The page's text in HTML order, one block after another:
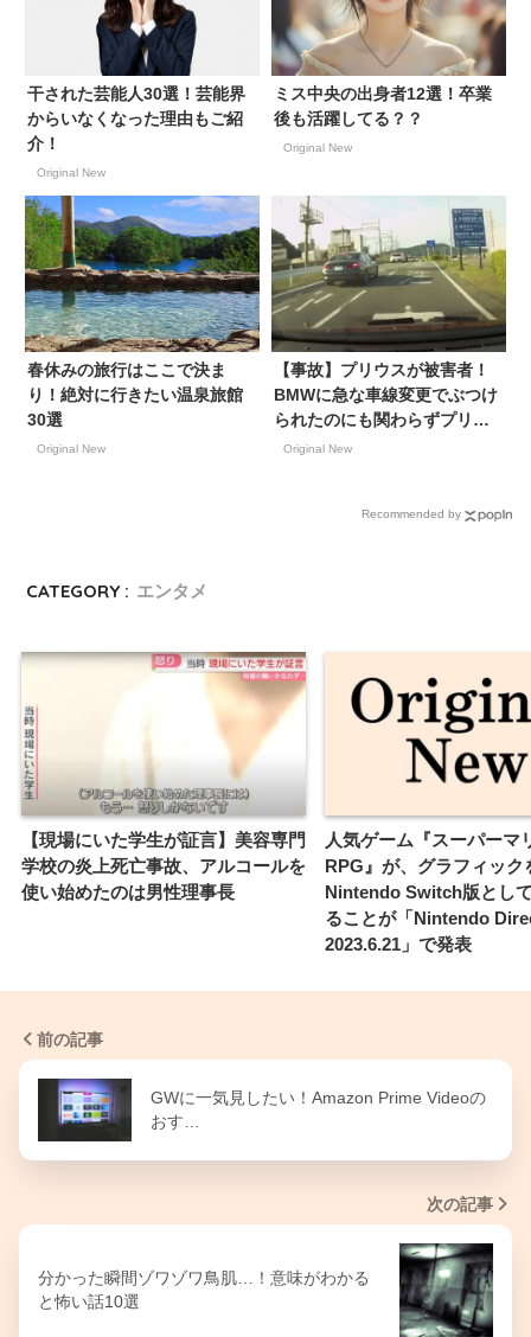
干された芸能人30選！芸能界
からいなくなった理由もご紹
介！
Original New
ミス中央の出身者12選！卒業
後も活躍してる？？
Original New
春休みの旅行はここで決ま
り！絶対に行きたい温泉旅館
30選
Original New
【事故】プリウスが被害者！
BMWに急な車線変更でぶつけ
られたのにも関わらずプリウ
ス3:BMW7の過失割合で納得
Original New
Recommended by
CATEGORY : エンタメ
【現場にいた学生が証言】美容専門
学校の炎上死亡事故、アルコールを
使い始めたのは男性理事長
人気ゲーム『スーパーマ
RPG』が、グラフィック
Nintendo Switch版とし
ることが「Nintendo
2023.6.21」で発表
前の記事
GWに一気見したい！Amazon Prime Videoの
おす…
次の記事
分かった瞬間ゾワゾワ鳥肌…！意味がわかる
と怖い話10選